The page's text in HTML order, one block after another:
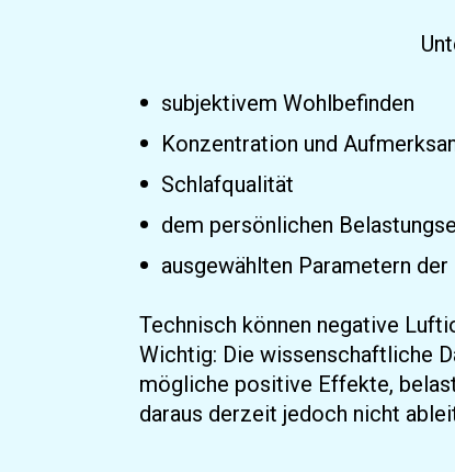
subjektivem Wohlbefinden
Konzentration und
Schlafqualität
dem persönlichen
ausgewählten Parametern der
Technisch können negative
Wichtig: Die wissenschaftliche
mögliche positive Effekte,
daraus derzeit jedoch nicht